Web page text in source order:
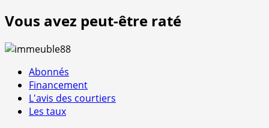
Vous avez peut-être raté
Abonnés
Financement
L'avis des courtiers
Les taux